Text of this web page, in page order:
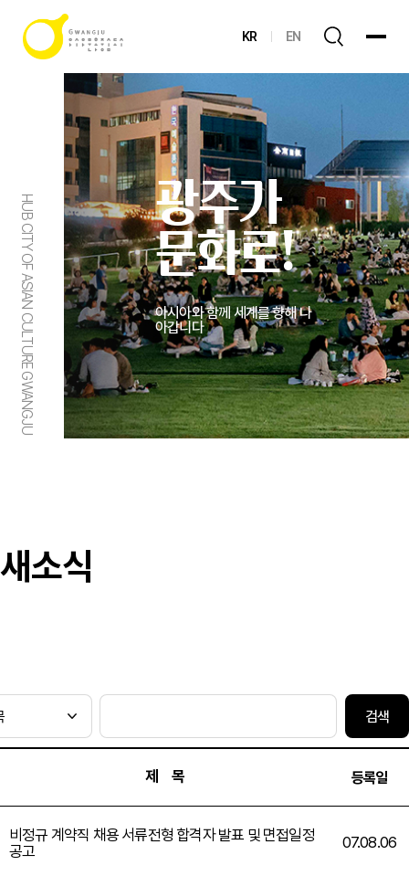
KR EN
HUB CITY OF ASIAN CULTURE GWANGJU
광주가
문화로!
아시아와 함께 세계를 향해 나
아갑니다
새소식
제 목 등록일
비정규 계약직 채용 서류전형 합격자 발표 및 면접일정
공고
07.08.06
검색